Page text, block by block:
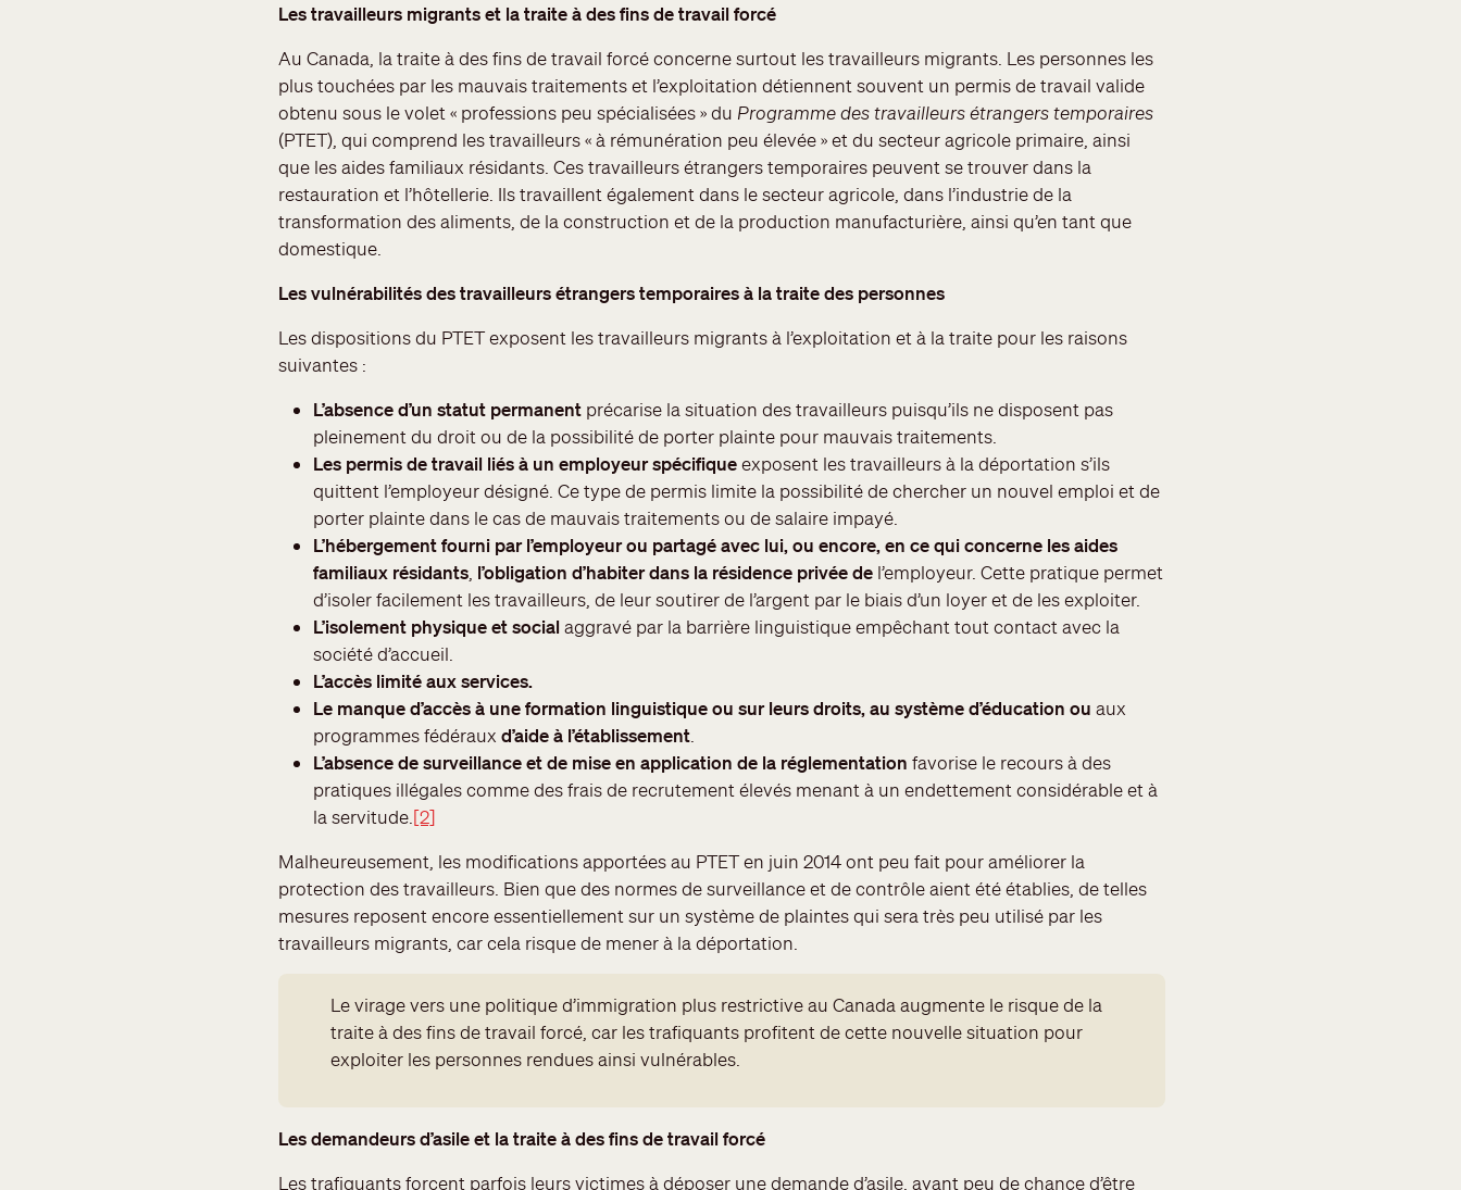
Les travailleurs migrants et la traite à des fins de travail forcé
Au Canada, la traite à des fins de travail forcé concerne surtout les travailleurs migrants. Les personnes les
plus touchées par les mauvais traitements et l’exploitation détiennent souvent un permis de travail valide
obtenu sous le volet « professions peu spécialisées » du Programme des travailleurs étrangers temporaires
(PTET), qui comprend les travailleurs « à rémunération peu élevée » et du secteur agricole primaire, ainsi
que les aides familiaux résidants. Ces travailleurs étrangers temporaires peuvent se trouver dans la
restauration et l’hôtellerie. Ils travaillent également dans le secteur agricole, dans l’industrie de la
transformation des aliments, de la construction et de la production manufacturière, ainsi qu’en tant que
domestique.
Les vulnérabilités des travailleurs étrangers temporaires à la traite des personnes
Les dispositions du PTET exposent les travailleurs migrants à l’exploitation et à la traite pour les raisons
suivantes :
L’absence d’un statut permanent précarise la situation des travailleurs puisqu’ils ne disposent pas
pleinement du droit ou de la possibilité de porter plainte pour mauvais traitements.
Les permis de travail liés à un employeurspécifiqueexposent les travailleurs à la déportation s’ils
quittent l’employeur désigné. Ce type de permis limite la possibilité de chercher un nouvel emploi et de
porter plainte dans le cas de mauvais traitements ou de salaire impayé.
L’hébergement fourni par l’employeur ou partagé avec lui, ou encore, en ce qui concerne les aides
familiaux résidants l’obligation d’habiter dans la résidence privée de l’employeur. Cette pratique permet
d’isoler facilement les travailleurs, de leur soutirer de l’argent par le biais d’un loyer et de les exploiter.
L’isolement physique et socialaggravé par la barrière linguistique empêchant tout contact avec la
société d’accueil.
L’accès limité aux services.
Le manque d’accès à une formation linguistique ou sur leurs droits, au système d’éducation ou aux
programmes fédéraux d’aide à l’établissement
L’absence de surveillance et de mise en application de la réglementation favorise le recours à des
pratiques illégales comme des frais de recrutement élevés menant à un endettement considérable et à
la servitude. [2]
Malheureusement, les modifications apportées au PTET en juin 2014 ont peu fait pour améliorer la
protection des travailleurs. Bien que des normes de surveillance et de contrôle aient été établies, de telles
mesures reposent encore essentiellement sur un système de plaintes qui sera très peu utilisé par les
travailleurs migrants, car cela risque de mener à la déportation.
Le virage vers une politique d’immigration plus restrictive au Canada augmente le risque de la
traite à des fins de travail forcé, car les trafiquants profitent de cette nouvelle situation pour
exploiter les personnes rendues ainsi vulnérables.
Les demandeurs d’asile et la traite à des fins de travail forcé
Les trafiquants forcent parfois leurs victimes à déposer une demande d’asile, ayant peu de chance d’être